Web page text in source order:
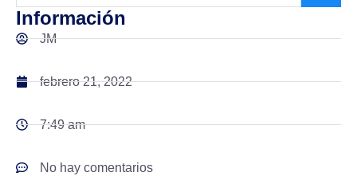
Información
JM
febrero 21, 2022
7:49 am
No hay comentarios